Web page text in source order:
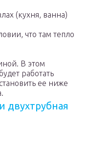
(кухня, ванна)
что там тепло
В этом
работать
ее ниже
двухтрубная